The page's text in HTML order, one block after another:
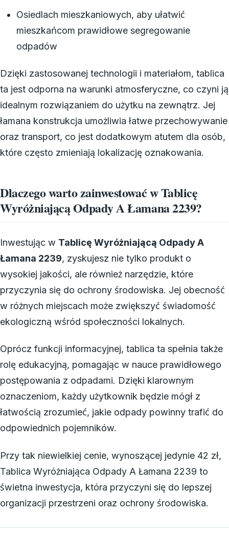
Osiedlach mieszkaniowych, aby ułatwić
mieszkańcom prawidłowe segregowanie
odpadów
Dzięki zastosowanej technologii i materiałom, tablica
ta jest odporna na warunki atmosferyczne, co czyni ją
idealnym rozwiązaniem do użytku na zewnątrz. Jej
łamana konstrukcja umożliwia łatwe przechowywanie
oraz transport, co jest dodatkowym atutem dla osób,
które często zmieniają lokalizację oznakowania.
Dlaczego warto zainwestować w Tablicę
Wyróżniającą Odpady A Łamana 2239?
Inwestując w Tablicę Wyróżniającą Odpady A
Łamana 2239, zyskujesz nie tylko produkt o
wysokiej jakości, ale również narzędzie, które
przyczynia się do ochrony środowiska. Jej obecność
w różnych miejscach może zwiększyć świadomość
ekologiczną wśród społeczności lokalnych.
Oprócz funkcji informacyjnej, tablica ta spełnia także
rolę edukacyjną, pomagając w nauce prawidłowego
postępowania z odpadami. Dzięki klarownym
oznaczeniom, każdy użytkownik będzie mógł z
łatwością zrozumieć, jakie odpady powinny trafić do
odpowiednich pojemników.
Przy tak niewielkiej cenie, wynoszącej jedynie 42 zł,
Tablica Wyróżniająca Odpady A Łamana 2239 to
świetna inwestycja, która przyczyni się do lepszej
organizacji przestrzeni oraz ochrony środowiska.